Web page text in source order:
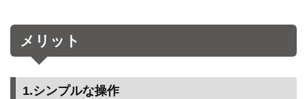
メリット
1.シンプルな操作